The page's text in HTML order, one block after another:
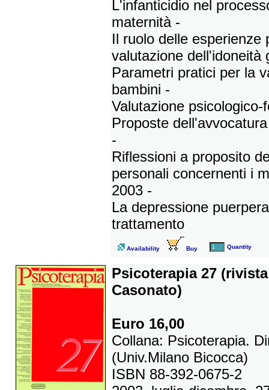
L'infanticidio nel
maternità -
Il ruolo delle esperienze
valutazione dell'idoneità
Parametri pratici per la
bambini -
Valutazione
Proposte
-
Riflessioni a proposito
personali concernenti i
2003 -
La depressione
trattamento
Availability Buy Quantity
Psicoterapia 27
Casonato)
Euro 16,00
Collana: Psicoterapia.
(Univ.Milano Bicocca)
ISBN 88-392-0675-2